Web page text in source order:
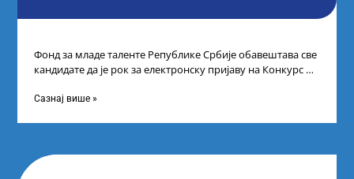
Фонд за младе таленте Републике Србије обавештава све
кандидате да је рок за електронску пријаву на Конкурс за
Сазнај више »